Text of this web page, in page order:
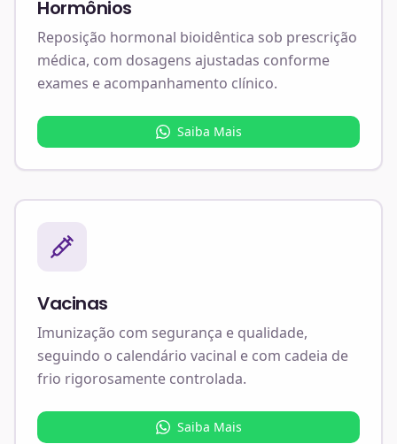
Hormônios
Reposição hormonal bioidêntica sob prescrição
médica, com dosagens ajustadas conforme
exames e acompanhamento clínico.
Saiba Mais
Vacinas
Imunização com segurança e qualidade,
seguindo o calendário vacinal e com cadeia de
frio rigorosamente controlada.
Saiba Mais